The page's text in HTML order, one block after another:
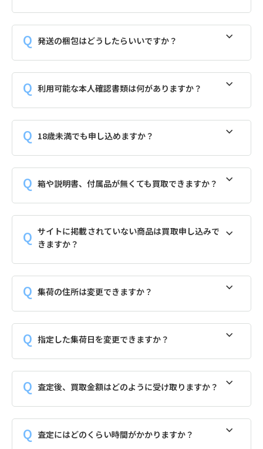
発送の梱包はどうしたらいいですか？
利用可能な本人確認書類は何がありますか？
18歳未満でも申し込めますか？
箱や説明書、付属品が無くても買取できますか？
サイトに掲載されていない商品は買取申し込みで
きますか？
集荷の住所は変更できますか？
指定した集荷日を変更できますか？
査定後、買取金額はどのように受け取りますか？
査定にはどのくらい時間がかかりますか？